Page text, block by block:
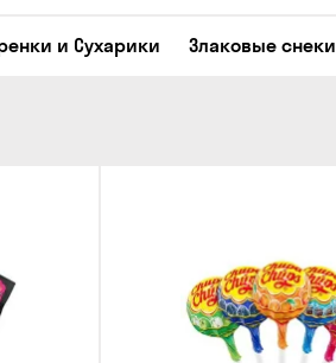
и Сухарики Злаковые снеки